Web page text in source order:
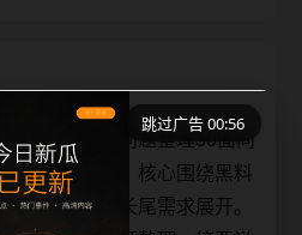
时更新相关问题整理30面向
读场景整理，核心围绕黑料
更新和相关长尾需求展开。
跳过广告 00:56